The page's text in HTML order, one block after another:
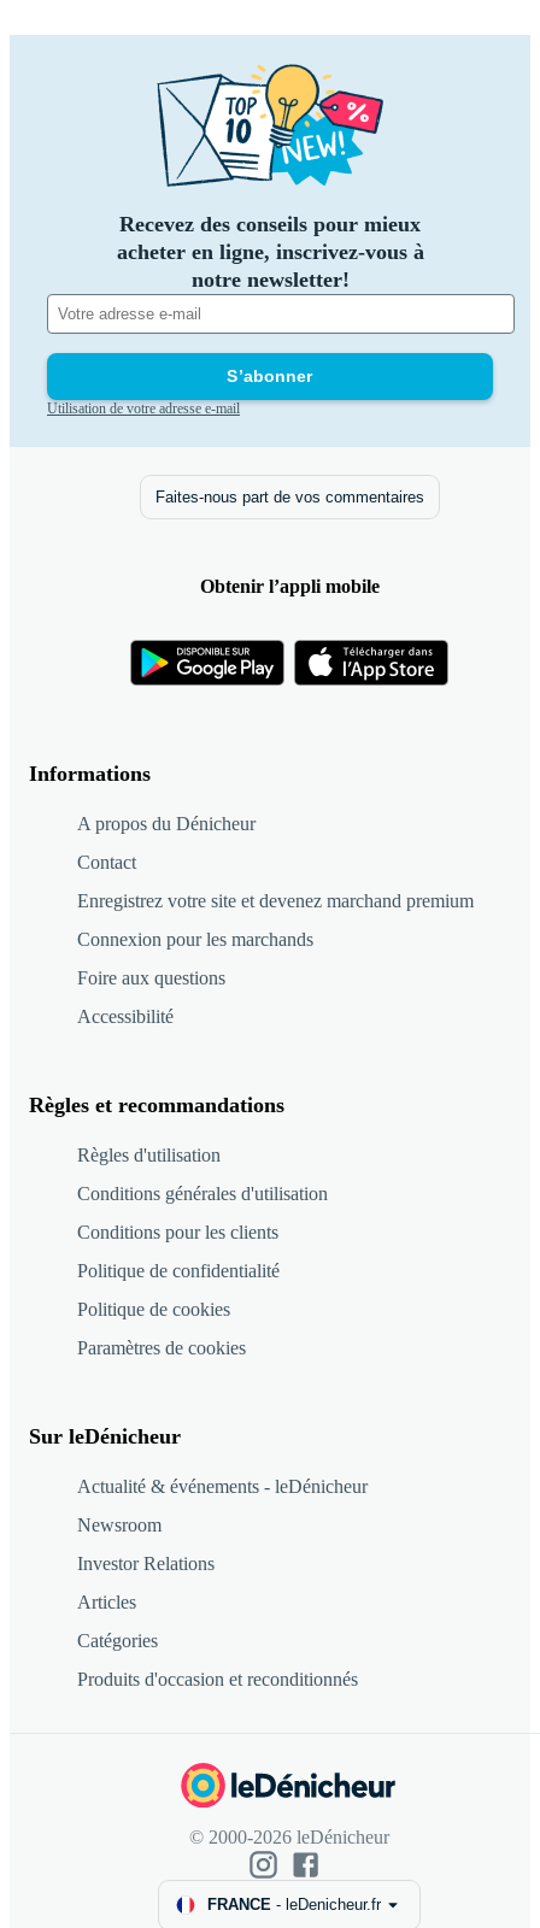
Recevez des conseils pour mieux
acheter en ligne, inscrivez-vous à
notre newsletter!
S’abonner
Utilisation de votre adresse e-mail
Informations
A propos du Dénicheur
Contact
Enregistrez votre site et devenez marchand premium
Connexion pour les marchands
Foire aux questions
Accessibilité
Règles et recommandations
Règles d'utilisation
Conditions générales d'utilisation
Conditions pour les clients
Politique de confidentialité
Politique de cookies
Paramètres de cookies
Sur leDénicheur
Actualité & événements - leDénicheur
Newsroom
Investor Relations
Articles
Catégories
Produits d'occasion et reconditionnés
Faites-nous part de vos commentaires
Obtenir l’appli mobile
© 2000-2026 leDénicheur
FRANCE - leDenicheur.fr